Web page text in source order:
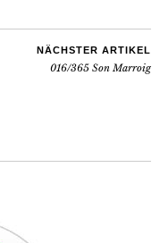
NÄCHSTER ARTIKEL
016/365 Son Marroig